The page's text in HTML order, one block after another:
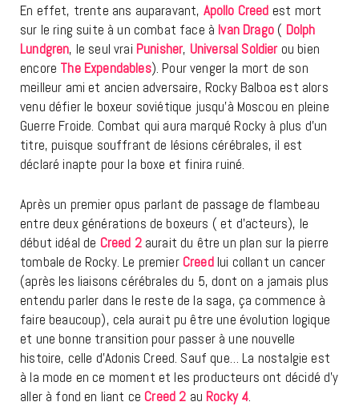
En effet, trente ans auparavant, Apollo Creed est mort
sur le ring suite à un combat face à Ivan Drago ( Dolph
Lundgren, le seul vrai Punisher, Universal Soldierou bien
encore The Expendables). Pour venger la mort de son
meilleur ami et ancien adversaire, Rocky Balboa est alors
venu défier le boxeur soviétique jusqu’à Moscou en pleine
Guerre Froide. Combat qui aura marqué Rocky à plus d’un
titre, puisque souffrant de lésions cérébrales, il est
déclaré inapte pour la boxe et finira ruiné.
Après un premier opus parlant de passage de flambeau
entre deux générations de boxeurs ( et d’acteurs), le
début idéal de Creed 2aurait du être un plan sur la pierre
tombale de Rocky. Le premier Creed lui collant un cancer
(après les liaisons cérébrales du 5, dont on a jamais plus
entendu parler dans le reste de la saga, ça commence à
faire beaucoup), cela aurait pu être une évolution logique
et une bonne transition pour passer à une nouvelle
histoire, celle d’Adonis Creed. Sauf que… La nostalgie est
à la mode en ce moment et les producteurs ont décidé d’y
aller à fond en liant ce Creed 2 au Rocky 4.